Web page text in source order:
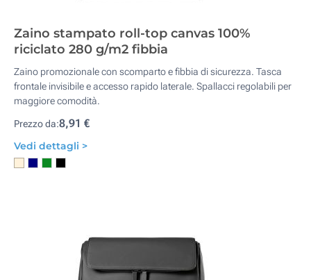
Zaino stampato roll-top canvas 100%
riciclato 280 g/m2 fibbia
Zaino promozionale con scomparto e fibbia di sicurezza. Tasca
frontale invisibile e accesso rapido laterale. Spallacci regolabili per
maggiore comodità.
Prezzo da:8,91 €
Vedi dettagli >